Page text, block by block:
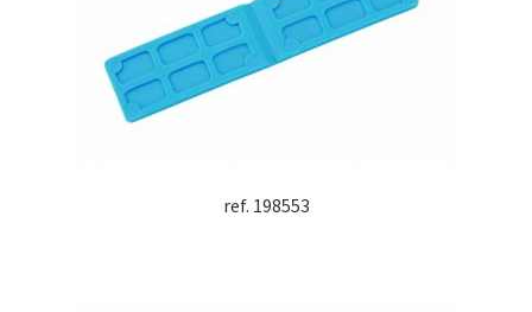
ref. 198553